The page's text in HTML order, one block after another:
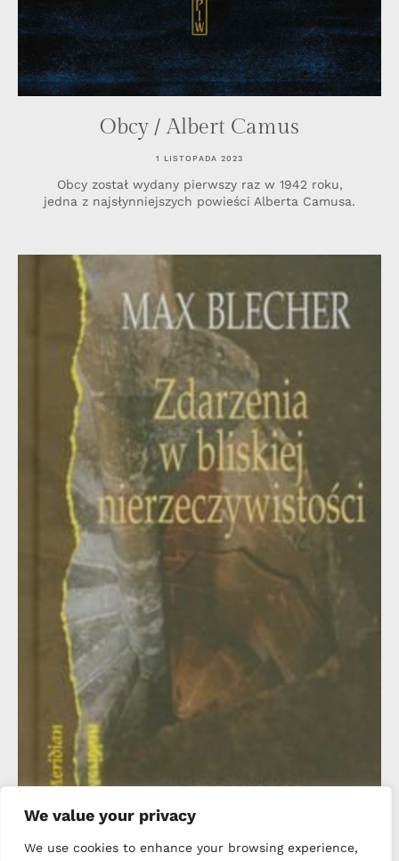
We value your privacy
We use cookies to enhance your browsing experience,
Obcy / Albert Camus
1 LISTOPADA 2023
Obcy został wydany pierwszy raz w 1942 roku,
jedna z najsłynniejszych powieści Alberta Camusa.